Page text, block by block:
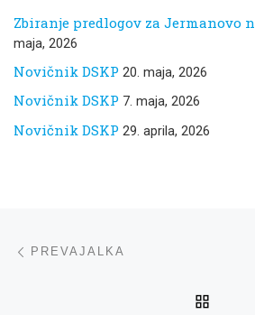
Zbiranje predlogov za Jermanovo
maja, 2026
Novičnik DSKP 20. maja, 2026
Novičnik DSKP 7. maja, 2026
Novičnik DSKP 29. aprila, 2026
Navigacija med
PREVAJALKA